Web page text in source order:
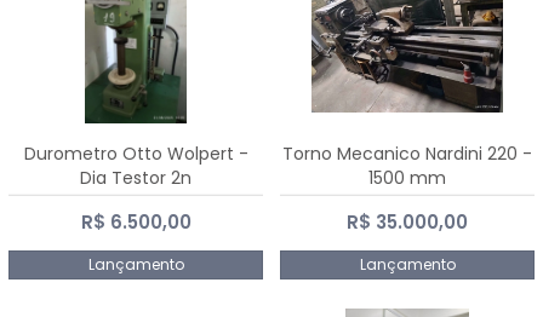
Durometro Otto Wolpert -
Dia Testor 2n
R$ 6.500,00
Lançamento
Torno Mecanico Nardini 220 -
1500 mm
R$ 35.000,00
Lançamento